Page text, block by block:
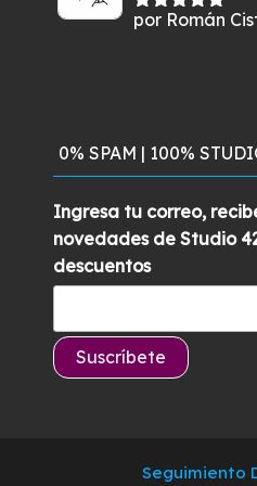
Valorado
por Román
0% SPAM | 100%
Ingresa tu correo,
novedades de Studio
descuentos
Seguimiento